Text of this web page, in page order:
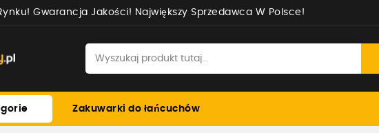
Gwarancja Jakości! Największy Sprzedawca W Polsce!
Zakuwarki do łańcuchów